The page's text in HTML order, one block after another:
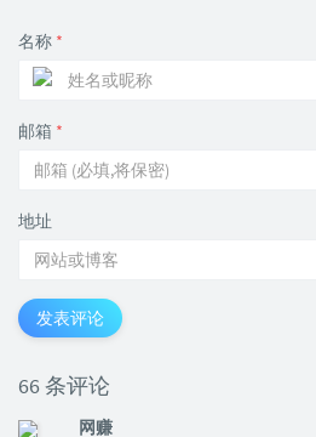
名称 *
邮箱 *
地址
发表评论
66 条评论
网赚